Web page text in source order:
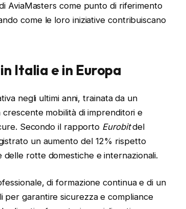
AviaMasters come punto di riferimento
come le loro iniziative contribuiscano
Italia e in Europa
negli ultimi anni, trainata da un
mobilità di imprenditori e
Secondo il rapporto Eurobitdel
un aumento del 12% rispetto
delle rotte domestiche e internazionali.
di formazione continua e di un
per garantire sicurezza e compliance